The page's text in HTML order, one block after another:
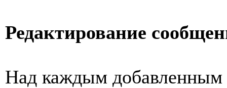
Редактирование
Над каждым добавленным